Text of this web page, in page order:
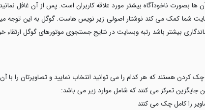
ها بصورت ناخودآگاه بیشتر مورد علاقه کاربران است. پس از آن غافل
شما کمک می کند نوشتار اصولی زیر نویس هاست. گوگل به این توجه
بیشتر باشد رتبه وبسایت در نتایج جستجوی موتورهای گوگل ارتقاء
چک کردن هستند که هر کدام را می توانید انتخاب نمایید و تصاویرتان را
جایگزین تمرکز می کنند که شامل موارد زیر می باشد: